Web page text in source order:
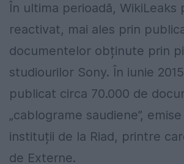
În ultima perioadă, WikiLeaks
reactivat, mai ales prin
documentelor obținute prin
studiourilor Sony. În iunie
publicat circa 70.000 de
„cablograme saudiene”,
instituții de la Riad, printre
de Externe.